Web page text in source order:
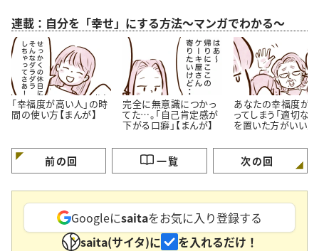
連載：自分を「幸せ」にする方法～マンガでわかる～
「幸福度が高い人」の時
間の使い方【まんが】
完全に無意識につかっ
てた…。「自己肯定感が
下がる口癖」【まんが】
あなたの幸福度が
ってしまう「適切な
を置いた方がいい
前の回 一覧 次の回
Googleにsaitaをお気に入り登録する
saita(サイタ)に
を入れるだけ！